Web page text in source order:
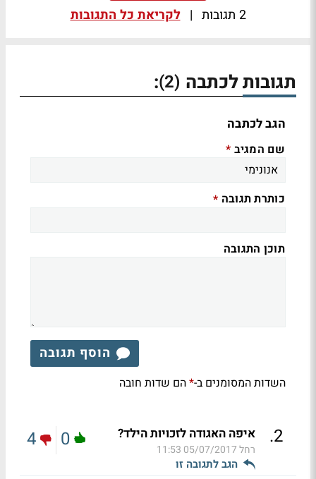
2 תגובות | לקריאת כל התגובות
תגובות לכתבה (2)
:
הגב לכתבה
שם המגיב *
כותרת תגובה *
תוכן התגובה
הוסף תגובה
השדות המסומנים ב-*הם שדות חובה
2
. איפה האגודה לזכויות הילד?
רחל05/07/2017 11:53
הגב לתגובה זו
0
4